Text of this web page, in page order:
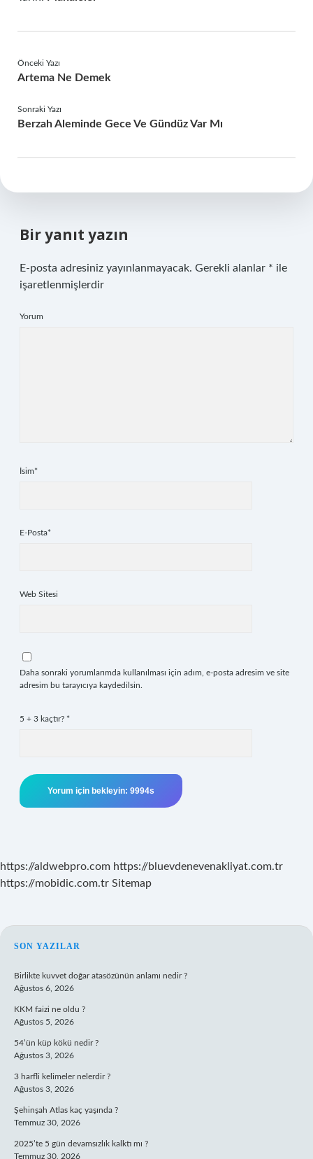
Önceki Yazı
Artema Ne Demek
Sonraki Yazı
Berzah Aleminde Gece Ve Gündüz Var Mı
Bir yanıt yazın
E-posta adresiniz yayınlanmayacak. Gerekli alanlar * ile
işaretlenmişlerdir
Yorum
İsim*
E-Posta*
Web Sitesi
Daha sonraki yorumlarımda kullanılması için adım, e-posta adresim ve site
adresim bu tarayıcıya kaydedilsin.
5 + 3 kaçtır? *
https://aldwebpro.com https://bluevdenevenakliyat.com.tr
https://mobidic.com.tr Sitemap
SIDEBAR
SON YAZILAR
Birlikte kuvvet doğar atasözünün anlamı nedir ?
Ağustos 6, 2026
KKM faizi ne oldu ?
Ağustos 5, 2026
54’ün küp kökü nedir ?
Ağustos 3, 2026
3 harfli kelimeler nelerdir ?
Ağustos 3, 2026
Şehinşah Atlas kaç yaşında ?
Temmuz 30, 2026
2025’te 5 gün devamsızlık kalktı mı ?
Temmuz 30, 2026